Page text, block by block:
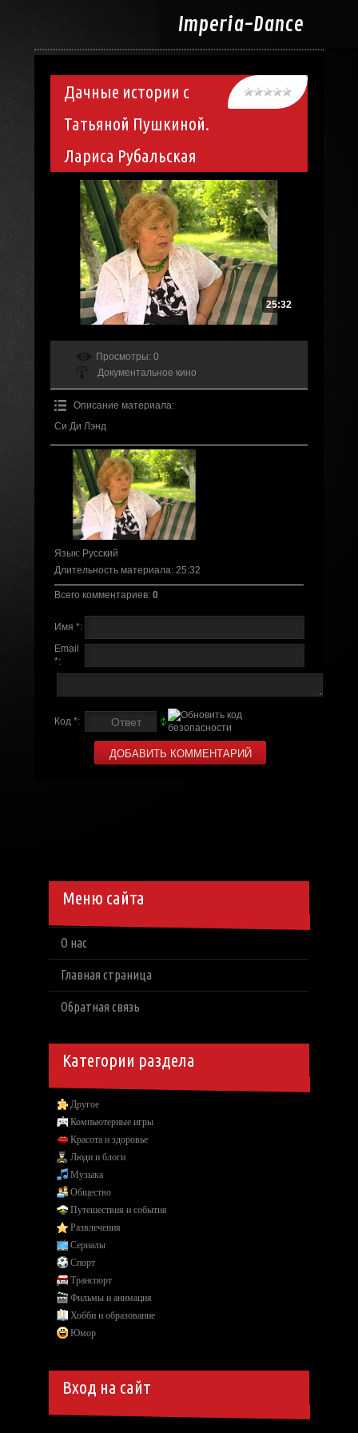
Imperia-Dance
Дачные истории с
Татьяной Пушкиной.
Лариса Рубальская
25:32
Просмотры: 0
Документальное кино
Описание материала:
Си Ди Лэнд
Язык: Русский
Длительность материала: 25:32
Всего комментариев: 0
Имя *:
Email
*:
Код *:
Меню сайта
О нас
Главная страница
Обратная связь
Категории раздела
Другое
Компьютерные игры
Красота и здоровье
Люди и блоги
Музыка
Общество
Путешествия и события
Развлечения
Сериалы
Спорт
Транспорт
Фильмы и анимация
Хобби и образование
Юмор
Вход на сайт